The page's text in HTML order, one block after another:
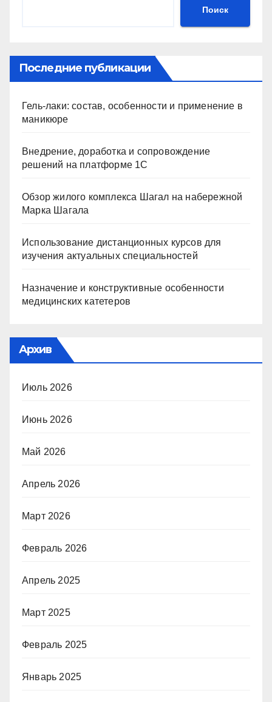
Поиск
Последние публикации
Гель-лаки: состав, особенности и применение в
маникюре
Внедрение, доработка и сопровождение
решений на платформе 1С
Обзор жилого комплекса Шагал на набережной
Марка Шагала
Использование дистанционных курсов для
изучения актуальных специальностей
Назначение и конструктивные особенности
медицинских катетеров
Архив
Июль 2026
Июнь 2026
Май 2026
Апрель 2026
Март 2026
Февраль 2026
Апрель 2025
Март 2025
Февраль 2025
Январь 2025